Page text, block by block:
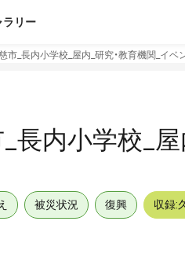
ラリー
市_長内小学校_屋内_研究・教育機関_イベ
長内小学校_
被災状況 復興 収録: